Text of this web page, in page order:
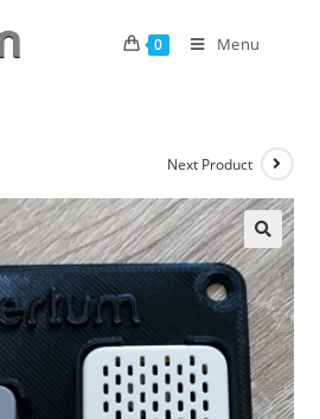
0 Menu
Next Product